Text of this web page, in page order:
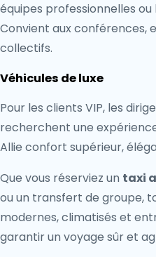
équipes professionnelles
Convient aux conférences,
collectifs.
Véhicules de luxe
Pour les clients VIP, les
recherchent une
Allie confort supérieur,
Que vous réserviez un taxi
ou un transfert de groupe,
modernes, climatisés et
garantir un voyage sûr et